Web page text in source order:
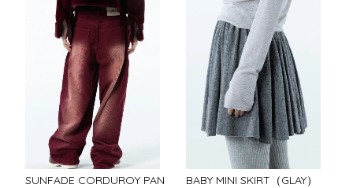
SUNFADE CORDUROY PAN
BABY MINI SKIRT（GLAY）